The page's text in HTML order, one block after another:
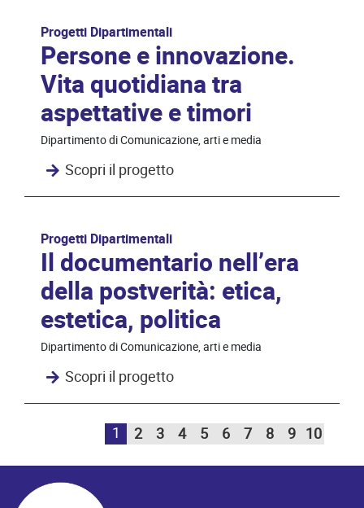
Progetti Dipartimentali
Persone e innovazione.
Vita quotidiana tra
aspettative e timori
Dipartimento di Comunicazione, arti e media
Scopri il progetto
Progetti Dipartimentali
Il documentario nell’era
della postverità: etica,
estetica, politica
Dipartimento di Comunicazione, arti e media
Scopri il progetto
1 2 3 4 5 6 7 8 9 10